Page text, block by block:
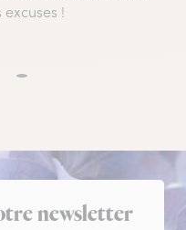
!
newsletter